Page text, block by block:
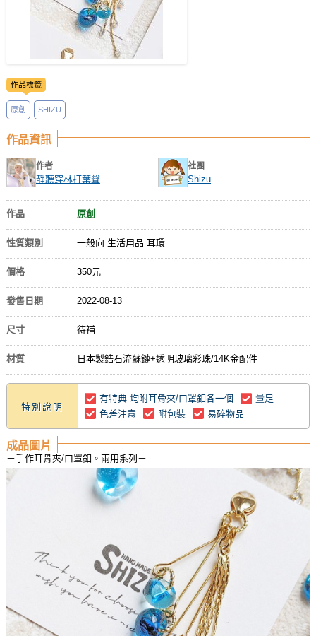
作品標籤
原創 SHIZU
作品資訊
作者
靜聽穿林打葉聲
社團
Shizu
作品 原創
性質類別 一般向 生活用品 耳環
價格 350元
發售日期 2022-08-13
尺寸 待補
材質 日本製鋯石流蘇鏈+透明玻璃彩珠/14K金配件
特別說明
有特典 均附耳骨夾/口罩釦各一個
量足
色差注意
附包裝 易碎物品
成品圖片
－手作耳骨夾/口罩釦。兩用系列－